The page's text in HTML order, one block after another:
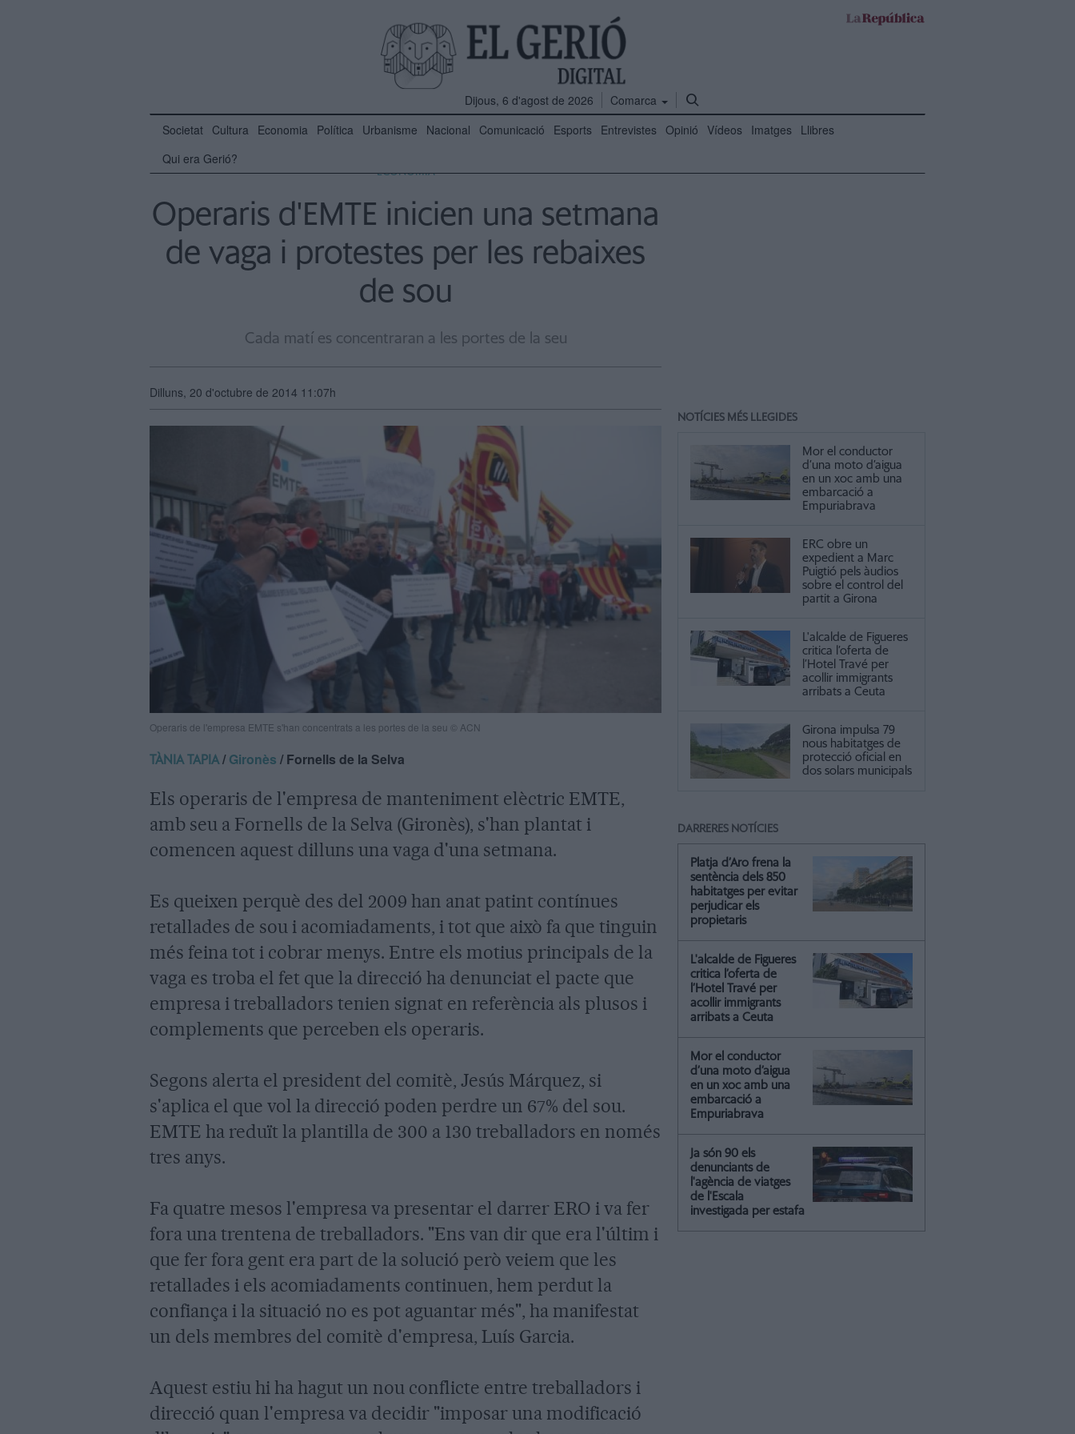
Dijous, 6 d'agost de 2026
Comarca
Societat Cultura Economia Política Urbanisme Nacional Comunicació Esports Entrevistes Opinió Vídeos Imatges Llibres
Qui era Gerió?
ECONOMIA
Operaris d'EMTE inicien una setmana
de vaga i protestes per les rebaixes
de sou
Cada matí es concentraran a les portes de la seu
Dilluns, 20 d'octubre de 2014 11:07h
Operaris de l'empresa EMTE s'han concentrats a les portes de la seu © ACN
TÀNIA TAPIA/Gironès / Fornells de la Selva
Els operaris de l'empresa de manteniment elèctric EMTE,
amb seu a Fornells de la Selva (Gironès), s'han plantat i
comencen aquest dilluns una vaga d'una setmana.
Es queixen perquè des del 2009 han anat patint contínues
retallades de sou i acomiadaments, i tot que això fa que tinguin
més feina tot i cobrar menys. Entre els motius principals de la
vaga es troba el fet que la direcció ha denunciat el pacte que
empresa i treballadors tenien signat en referència als plusos i
complements que perceben els operaris.
Segons alerta el president del comitè, Jesús Márquez, si
s'aplica el que vol la direcció poden perdre un 67% del sou.
EMTE ha reduït la plantilla de 300 a 130 treballadors en només
tres anys.
Fa quatre mesos l'empresa va presentar el darrer ERO i va fer
fora una trentena de treballadors. "Ens van dir que era l'últim i
que fer fora gent era part de la solució però veiem que les
retallades i els acomiadaments continuen, hem perdut la
confiança i la situació no es pot aguantar més", ha manifestat
un dels membres del comitè d'empresa, Luís Garcia.
Aquest estiu hi ha hagut un nou conflicte entre treballadors i
direcció quan l'empresa va decidir "imposar una modificació
NOTÍCIES MÉS LLEGIDES
Mor el conductor
d’una moto d’aigua
en un xoc amb una
embarcació a
Empuriabrava
ERC obre un
expedient a Marc
Puigtió pels àudios
sobre el control del
partit a Girona
L'alcalde de Figueres
critica l’oferta de
l’Hotel Travé per
acollir immigrants
arribats a Ceuta
Girona impulsa 79
nous habitatges de
protecció oficial en
dos solars municipals
DARRERES NOTÍCIES
Platja d’Aro frena la
sentència dels 850
habitatges per evitar
perjudicar els
propietaris
L'alcalde de Figueres
critica l’oferta de
l’Hotel Travé per
acollir immigrants
arribats a Ceuta
Mor el conductor
d’una moto d’aigua
en un xoc amb una
embarcació a
Empuriabrava
Ja són 90 els
denunciants de
l'agència de viatges
de l'Escala
investigada per estafa